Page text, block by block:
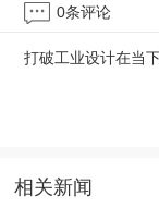
0条评论
打破工业设计在当
相关新闻